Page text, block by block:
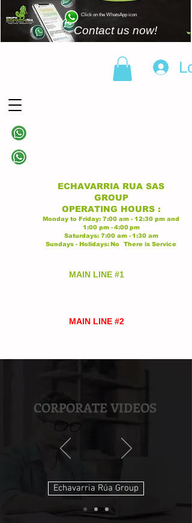
Click on the WhatsApp icon
Contact us now!
ECHAVARRIA RUA SAS
GROUP
OPERATING HOURS :
Monday to Friday: 7:00 am - 12:30 pm and
1:00 pm - 4:00 pm
Saturdays: 7:00 am - 1:30 am
Sundays - Holidays:No There is Service
MAIN LINE #1
MAIN LINE #2
CORPORATE VIDEOS
Echavarria Rúa Group